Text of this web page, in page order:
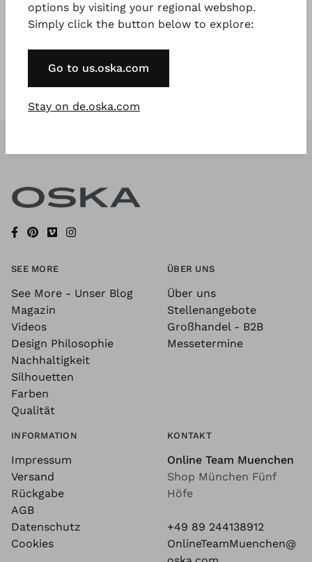
* Available to VIP Customers
SEE MORE
See More - Unser Blog
Magazin
Videos
Design Philosophie
Nachhaltigkeit
Silhouetten
Farben
Qualität
ÜBER UNS
Über uns
Stellenangebote
Großhandel - B2B
Messetermine
INFORMATION
Impressum
Versand
Rückgabe
AGB
Datenschutz
Cookies
KONTAKT
Online Team Muenchen
Shop München Fünf
Höfe
+49 89 244138912
OnlineTeamMuenchen@
options by visiting your regional webshop.
Simply click the button below to explore:
Go to us.oska.com
Stay on de.oska.com